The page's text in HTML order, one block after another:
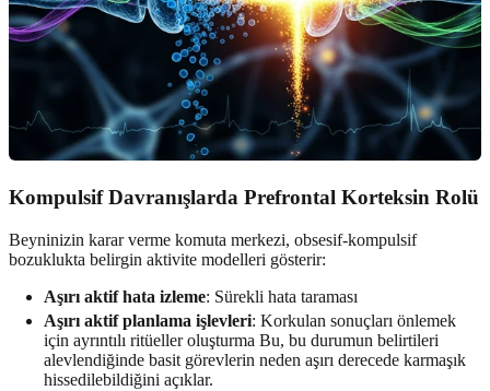
Kompulsif Davranışlarda Prefrontal Korteksin Rolü
Beyninizin karar verme komuta merkezi, obsesif-kompulsif
bozuklukta belirgin aktivite modelleri gösterir:
Aşırı aktif hata izleme: Sürekli hata taraması
Aşırı aktif planlama işlevleri: Korkulan sonuçları önlemek
için ayrıntılı ritüeller oluşturma Bu, bu durumun belirtileri
alevlendiğinde basit görevlerin neden aşırı derecede karmaşık
hissedilebildiğini açıklar.